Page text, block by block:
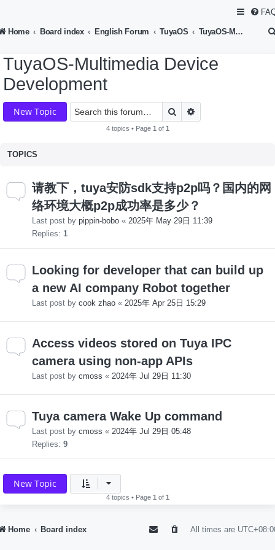
Home Board index English Forum TuyaOS TuyaOS-Multimedia Device Development
TuyaOS-Multimedia Device
Development
New Topic Search
4 topics • Page 1 of 1
TOPICS
请教下，tuya安防sdk支持p2p吗？国内的网
络环境大概p2p成功率是多少？
Last post by pippin-bobo « 2025年 May 29日 11:39
Replies: 1
Looking for developer that can build up
a new AI company Robot together
Last post by cook zhao « 2025年 Apr 25日 15:29
Access videos stored on Tuya IPC
camera using non-app APIs
Last post by cmoss « 2024年 Jul 29日 11:30
Tuya camera Wake Up command
Last post by cmoss « 2024年 Jul 29日 05:48
Replies: 9
New Topic
4 topics • Page 1 of 1
Home Board index All times are